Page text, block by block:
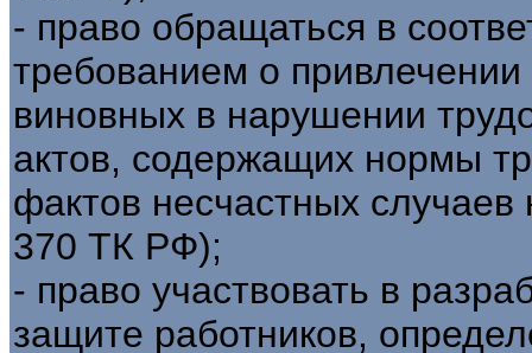
- право обращаться в
требованием о привлечении
виновных в нарушении
актов, содержащих нормы
фактов несчастных случаев
370 ТК РФ);
- право участвовать в
защите работников,